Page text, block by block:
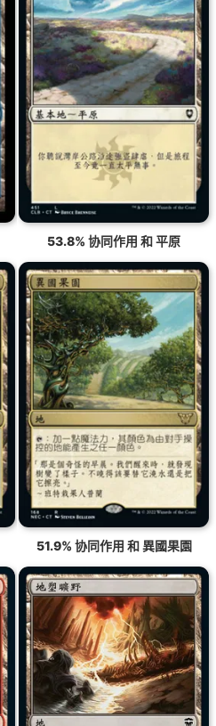
53.8% 协同作用 和 平原
51.9% 协同作用 和 異國果園